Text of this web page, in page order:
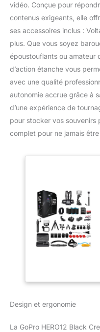
vidéo. Conçue pour
contenus exigeants, elle
ses accessoires inclus :
plus. Que vous soyez
époustouflants ou amateur
d’action étanche vous
avec une qualité
autonomie accrue grâce à
d’une expérience de
pour stocker vos souvenirs
complet pour ne jamais
Design et ergonomie
La GoPro HERO12 Black